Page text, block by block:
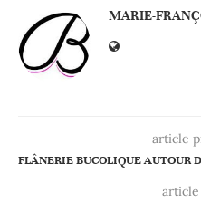
MARIE-
article
FLÂNERIE BUCOLIQUE AUTOUR